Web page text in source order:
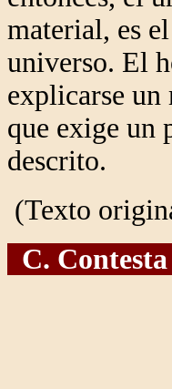
material, es
universo. El
explicarse un
que exige un
descrito.
(Texto
C.